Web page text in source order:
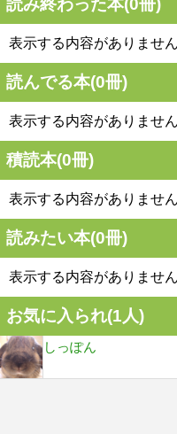
読み終わった本(0冊)
表示する内容がありません
読んでる本(0冊)
表示する内容がありません
積読本(0冊)
表示する内容がありません
読みたい本(0冊)
表示する内容がありません
お気に入られ(1人)
しっぽん